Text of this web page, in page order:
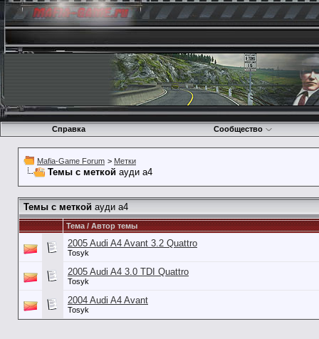
Справка Сообщество
Mafia-Game Forum > Метки
Темы с меткой ауди а4
Темы с меткой ауди а4
Тема / Автор темы
2005 Audi A4 Avant 3.2 Quattro
Tosyk
2005 Audi A4 3.0 TDI Quattro
Tosyk
2004 Audi A4 Avant
Tosyk